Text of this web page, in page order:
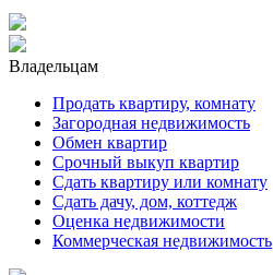
Владельцам
Продать квартиру, комнату
Загородная недвижимость
Обмен квартир
Срочный выкуп квартир
Сдать квартиру или комнату
Сдать дачу, дом, коттедж
Оценка недвижимости
Коммерческая недвижимость